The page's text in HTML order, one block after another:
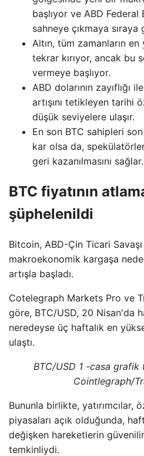
başlıyor ve ABD Federal
sahneye çıkmaya sıraya
Altın, tüm zamanların
tekrar kırıyor, ancak bu
vermeye başlıyor.
ABD dolarının zayıflığı
artışını tetikleyen tarihi
düşük seviyelere ulaşır.
En son BTC sahipleri
kar olsa da,
geri kazanılmasını sağlar.
BTC fiyatının
şüphelenildi
Bitcoin, ABD-Çin Ticari
makroekonomik kargaşa
artışla başladı.
Cotelegraph Markets Pro ve
göre, BTC/USD, 20 Nisan'da
neredeyse üç haftalık en
ulaştı.
BTC/USD 1 -casa grafik
Cointlegraph/
Bununla birlikte, yatırımcılar,
piyasaları açık olduğunda,
değişken hareketlerin
temkinliydi.